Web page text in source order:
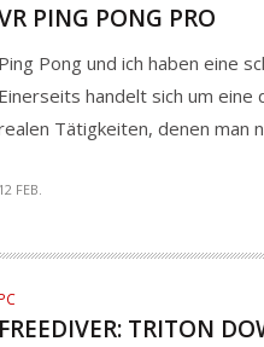
PING PONG PRO
Pong und ich haben eine
handelt sich um
Tätigkeiten, denen man
FEB.
TRITON